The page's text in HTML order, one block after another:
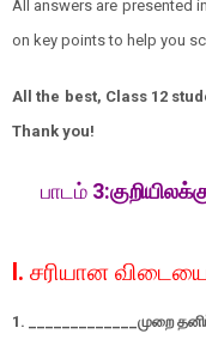
All answers are presented
on key points to help you
All the best, Class 12
Thank you!
பாடம் 3
I. சரியான
1. _____________ முறை